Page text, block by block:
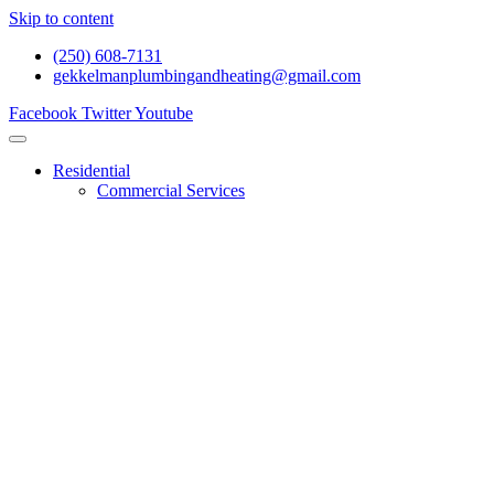
Skip to content
(250) 608-7131
gekkelmanplumbingandheating@gmail.com
Facebook TwitterYoutube
Residential
Commercial Services